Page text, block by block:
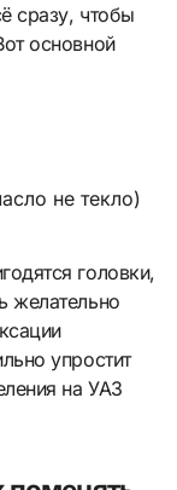
сразу, чтобы
основной
не текло)
головки,
желательно
упростит
на УАЗ